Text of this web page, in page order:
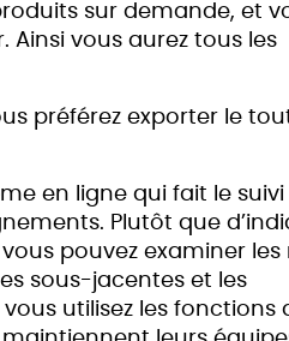
sur demande, et
vous aurez tous les
préférez exporter le
en ligne qui fait le suivi
Plutôt que
pouvez examiner les
sous-jacentes et les
utilisez les fonctions